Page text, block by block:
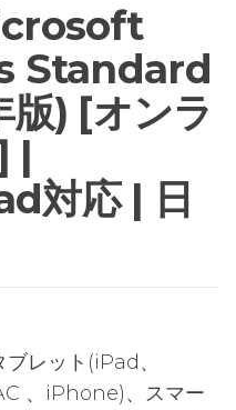
Standard
版) [オンラ
|
対応 | 日
レット(iPad、
、iPhone)、スマー